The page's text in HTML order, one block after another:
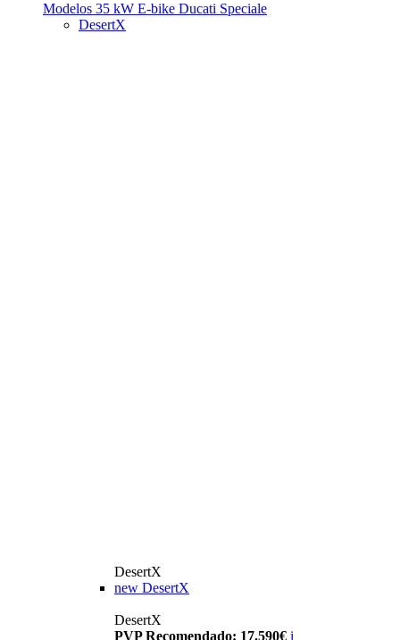
Modelos 35 kW E-bike Ducati Speciale
DesertX
DesertX
new DesertX
DesertX
PVP Recomendado: 17.590€ i